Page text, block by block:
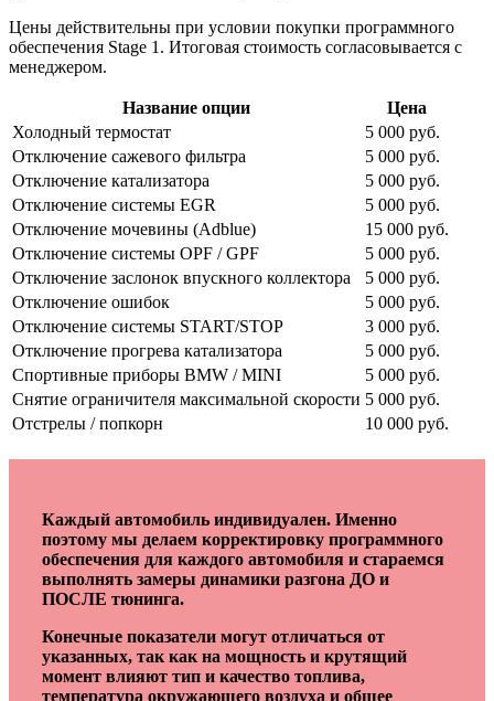
Цены действительны при условии покупки программного
обеспечения Stage 1. Итоговая стоимость согласовывается с
менеджером.
Название опции
Цена
Холодный термостат
5 000 руб.
Отключение сажевого фильтра
5 000 руб.
Отключение катализатора
5 000 руб.
Отключение системы EGR
5 000 руб.
Отключение мочевины (Adblue)
15 000 руб.
Отключение системы OPF / GPF
5 000 руб.
Отключение заслонок впускного коллектора
5 000 руб.
Отключение ошибок
5 000 руб.
Отключение системы START/STOP
3 000 руб.
Отключение прогрева катализатора
5 000 руб.
Спортивные приборы BMW / MINI
5 000 руб.
Снятие ограничителя максимальной скорости 5 000 руб.
Отстрелы / попкорн
10 000 руб.
Каждый автомобиль индивидуален. Именно
поэтому мы делаем корректировку программного
обеспечения для каждого автомобиля и стараемся
выполнять замеры динамики разгона ДО и
ПОСЛЕ тюнинга.
Конечные показатели могут отличаться от
указанных, так как на мощность и крутящий
момент влияют тип и качество топлива,
температура окружающего воздуха и общее